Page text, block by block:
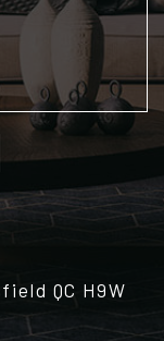
QC H9W